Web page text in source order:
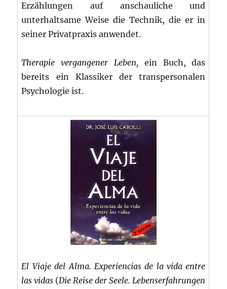
Erzählungen auf anschauliche und
unterhaltsame Weise die Technik, die er in
seiner Privatpraxis anwendet.
Therapie vergangener Leben, ein Buch, das
bereits ein Klassiker der transpersonalen
Psychologie ist.
El Viaje del Alma. Experiencias de la vida entre
las vidas (Die Reise der Seele. Lebenserfahrungen